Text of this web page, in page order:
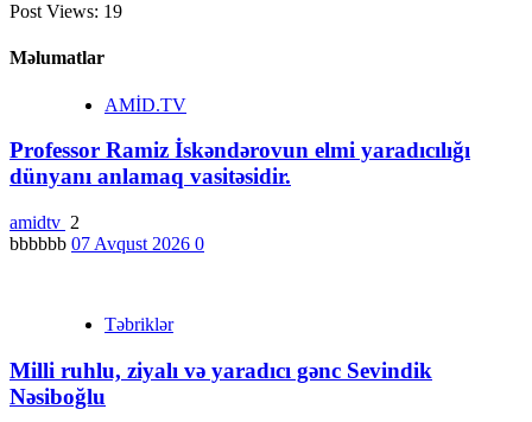
Post Views: 19
Məlumatlar
AMİD.TV
Professor Ramiz İskəndərovun elmi yaradıcılığı
dünyanı anlamaq vasitəsidir.
amidtv 2
bbbbbb 07 Avqust 2026 0
Təbriklər
Milli ruhlu, ziyalı və yaradıcı gənc Sevindik
Nəsiboğlu